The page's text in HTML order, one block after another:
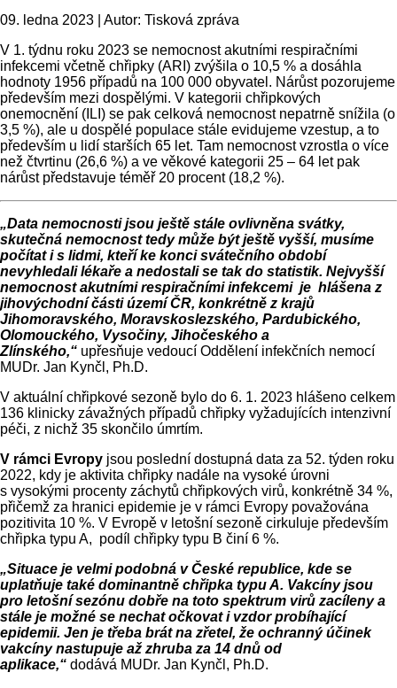
09. ledna 2023 | Autor: Tisková zpráva
V 1. týdnu roku 2023 se nemocnost akutními respiračními
infekcemi včetně chřipky (ARI) zvýšila o 10,5 % a dosáhla
hodnoty 1956 případů na 100 000 obyvatel. Nárůst pozorujeme
především mezi dospělými. V kategorii chřipkových
onemocnění (ILI) se pak celková nemocnost nepatrně snížila (o
3,5 %), ale u dospělé populace stále evidujeme vzestup, a to
především u lidí starších 65 let. Tam nemocnost vzrostla o více
než čtvrtinu (26,6 %) a ve věkové kategorii 25 – 64 let pak
nárůst představuje téměř 20 procent (18,2 %).
„Data nemocnosti jsou ještě stále ovlivněna svátky,
skutečná nemocnost tedy může být ještě vyšší, musíme
počítat i s lidmi, kteří ke konci svátečního období
nevyhledali lékaře a nedostali se tak do statistik. Nejvyšší
nemocnost akutními respiračními infekcemi je hlášena z
jihovýchodní části území ČR, konkrétně z krajů
Jihomoravského, Moravskoslezského, Pardubického,
Olomouckého, Vysočiny, Jihočeského a
Zlínského,“ upřesňuje vedoucí Oddělení infekčních nemocí
MUDr. Jan Kynčl, Ph.D.
V aktuální chřipkové sezoně bylo do 6. 1. 2023 hlášeno celkem
136 klinicky závažných případů chřipky vyžadujících intenzivní
péči, z nichž 35 skončilo úmrtím.
V rámci Evropy jsou poslední dostupná data za 52. týden roku
2022, kdy je aktivita chřipky nadále na vysoké úrovni
s vysokými procenty záchytů chřipkových virů, konkrétně 34 %,
přičemž za hranici epidemie je v rámci Evropy považována
pozitivita 10 %. V Evropě v letošní sezoně cirkuluje především
chřipka typu A, podíl chřipky typu B činí 6 %.
„Situace je velmi podobná v České republice, kde se
uplatňuje také dominantně chřipka typu A. Vakcíny jsou
pro letošní sezónu dobře na toto spektrum virů zacíleny a
stále je možné se nechat očkovat i vzdor probíhající
epidemii. Jen je třeba brát na zřetel, že ochranný účinek
vakcíny nastupuje až zhruba za 14 dnů od
aplikace,“ dodává MUDr. Jan Kynčl, Ph.D.